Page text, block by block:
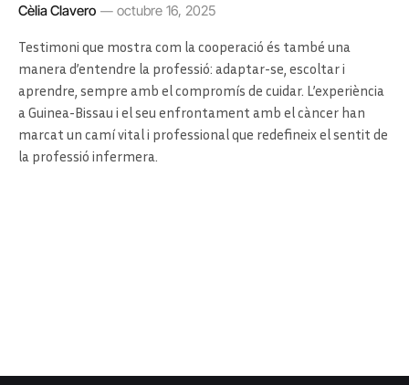
Cèlia Clavero octubre 16, 2025
Testimoni que mostra com la cooperació és també una
manera d’entendre la professió: adaptar-se, escoltar i
aprendre, sempre amb el compromís de cuidar. L’experiència
a Guinea-Bissau i el seu enfrontament amb el càncer han
marcat un camí vital i professional que redefineix el sentit de
la professió infermera.